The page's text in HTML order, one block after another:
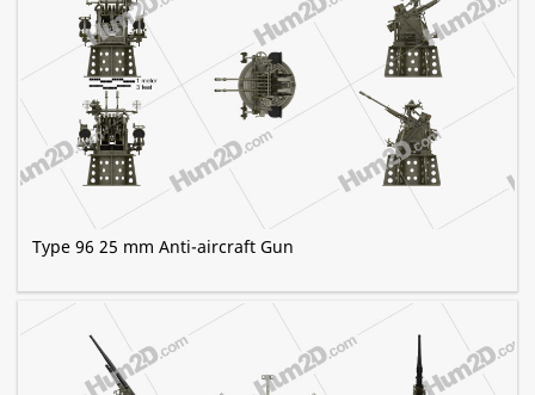
Type 96 25 mm Anti-aircraft Gun